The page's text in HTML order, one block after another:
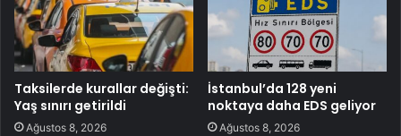
Taksilerde kurallar değişti:
Yaş sınırı getirildi
Ağustos 8, 2026
İstanbul’da 128 yeni
noktaya daha EDS geliyor
Ağustos 8, 2026